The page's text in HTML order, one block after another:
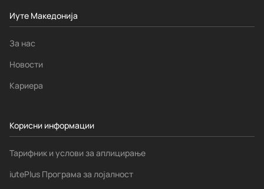
Иуте Македонија
За нас
Новости
Кариера
Корисни информации
Тарифник и услови за аплицирање
iutePlus Програма за лојалност